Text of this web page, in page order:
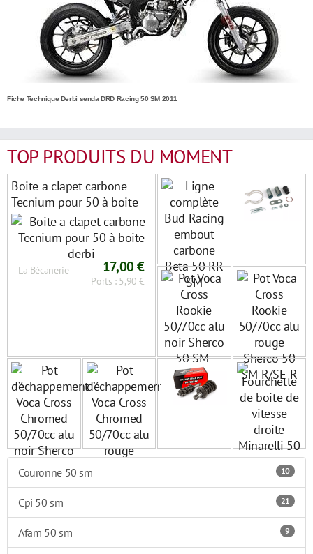
Fiche Technique Derbi senda DRD Racing 50 SM 2011
TOP PRODUITS DU MOMENT
Boite a clapet carbone
Tecnium pour 50 à boite
derbi
La Bécanerie 17,00 €
Ports : 5,90 €
10
Couronne 50 sm
21
Cpi 50 sm
9
Afam 50 sm